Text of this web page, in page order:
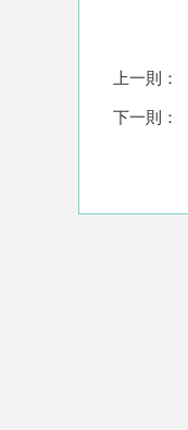
上一則：
下一則：